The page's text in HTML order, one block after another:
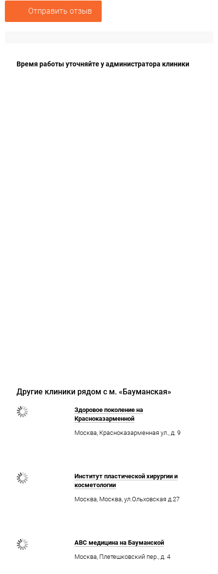
Отправить отзыв
Время работы уточняйте у администратора клиники
Другие клиники рядом с м. «Бауманская»
Здоровое поколение на
Красноказарменной
Москва, Красноказарменная ул., д. 9
Институт пластической хирургии и
косметологии
Москва, Москва, ул.Ольховская д.27
ABC медицина на Бауманской
Москва, Плетешковский пер., д. 4